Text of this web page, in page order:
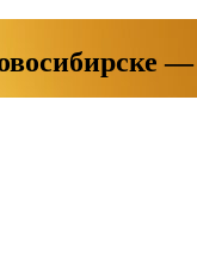
—